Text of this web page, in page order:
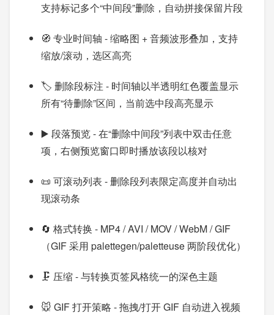
支持标记多个“中间段”删除，自动拼接保留片段
🧭 专业时间轴 - 缩略图 + 音频波形叠加，支持
缩放/滚动，选区高亮
🏷️ 删除段标注 - 时间轴以半透明红色覆盖显示
所有“待删除”区间，当前选中段高亮显示
▶️ 段落预览 - 在“删除中间段”列表中双击任意
项，右侧预览窗口即时播放该段以核对
📜 可滚动列表 - 删除段列表限定高度并自动出
现滚动条
🔄 格式转换 - MP4 / AVI / MOV / WebM / GIF
（GIF 采用 palettegen/paletteuse 两阶段优化）
🗜️ 压缩 - 与转换页签风格统一的深色主题
🐭 GIF 打开策略 - 拖拽/打开 GIF 自动进入视频